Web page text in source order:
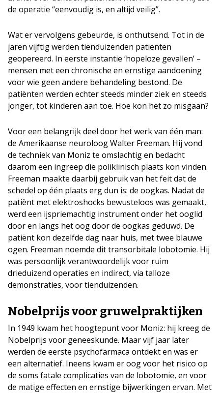
de operatie “eenvoudig is, en altijd veilig”.
Wat er vervolgens gebeurde, is onthutsend. Tot in de
jaren vijftig werden tienduizenden patiënten
geopereerd. In eerste instantie ‘hopeloze gevallen’ –
mensen met een chronische en ernstige aandoening
voor wie geen andere behandeling bestond. De
patiënten werden echter steeds minder ziek en steeds
jonger, tot kinderen aan toe. Hoe kon het zo misgaan?
Voor een belangrijk deel door het werk van één man:
de Amerikaanse neuroloog Walter Freeman. Hij vond
de techniek van Moniz te omslachtig en bedacht
daarom een ingreep die poliklinisch plaats kon vinden.
Freeman maakte daarbij gebruik van het feit dat de
schedel op één plaats erg dun is: de oogkas. Nadat de
patiënt met elektroshocks bewusteloos was gemaakt,
werd een ijspriemachtig instrument onder het ooglid
door en langs het oog door de oogkas geduwd. De
patiënt kon dezelfde dag naar huis, met twee blauwe
ogen. Freeman noemde dit transorbitale lobotomie. Hij
was persoonlijk verantwoordelijk voor ruim
drieduizend operaties en indirect, via talloze
demonstraties, voor tienduizenden.
Nobelprijs voor gruwelpraktijken
In 1949 kwam het hoogtepunt voor Moniz: hij kreeg de
Nobelprijs voor geneeskunde. Maar vijf jaar later
werden de eerste psychofarmaca ontdekt en was er
een alternatief. Ineens kwam er oog voor het risico op
de soms fatale complicaties van de lobotomie, en voor
de matige effecten en ernstige bijwerkingen ervan. Met